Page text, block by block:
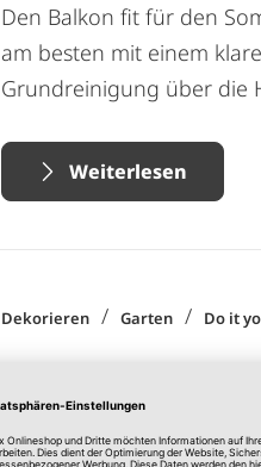
Den Balkon fit für den
am besten mit einem
Grundreinigung über die
Weiterlesen
Dekorieren / Garten / Do it
Eierschalen selber